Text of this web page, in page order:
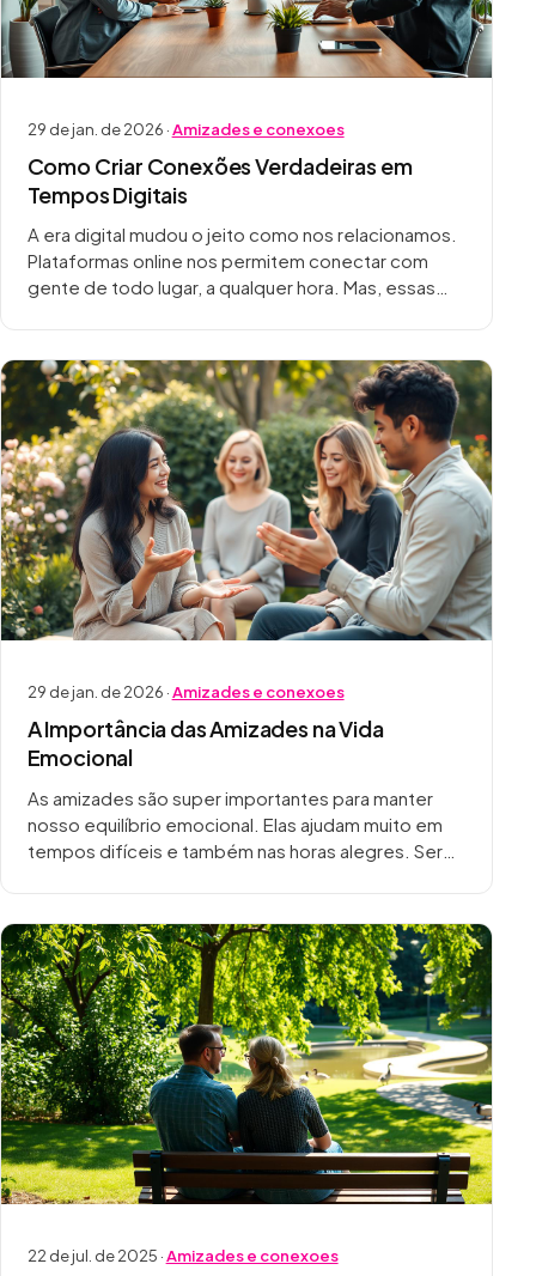
29 de jan. de 2026 ·Amizades e conexoes
Como Criar Conexões Verdadeiras em
Tempos Digitais
A era digital mudou o jeito como nos relacionamos.
Plataformas online nos permitem conectar com
gente de todo lugar, a qualquer hora. Mas, essas
29 de jan. de 2026 ·Amizades e conexoes
A Importância das Amizades na Vida
Emocional
As amizades são super importantes para manter
nosso equilíbrio emocional. Elas ajudam muito em
tempos difíceis e também nas horas alegres. Ser
22 de jul. de 2025 ·Amizades e conexoes